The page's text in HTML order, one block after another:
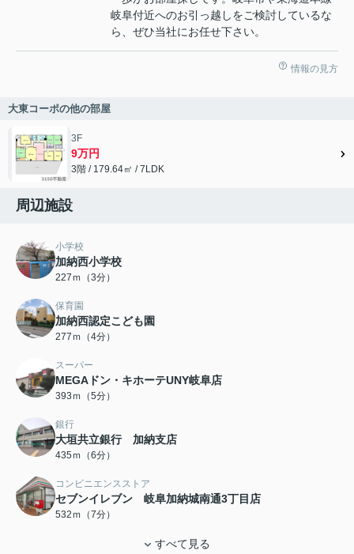
岐阜付近へのお引っ越しをご検討しているな
ら、ぜひ当社にお任せ下さい。
情報の見方
大東コーポの他の部屋
3F
9万円
3階 / 179.64㎡ / 7LDK
周辺施設
小学校
加納西小学校
227ｍ（3分）
保育園
加納西認定こども園
277ｍ（4分）
スーパー
MEGAドン・キホーテUNY岐阜店
393ｍ（5分）
銀行
大垣共立銀行 加納支店
435ｍ（6分）
コンビニエンスストア
セブンイレブン 岐阜加納城南通3丁目店
532ｍ（7分）
すべて見る